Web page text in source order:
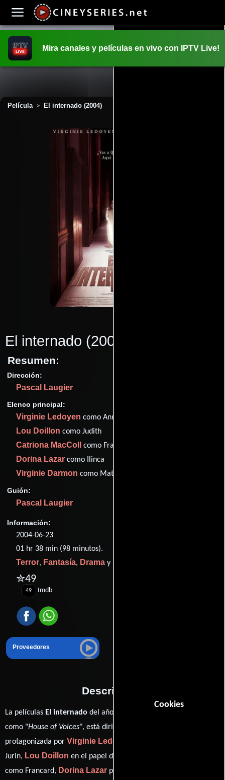
Cookies
Mira canales y películas en vivo con IPTV Live!
Película > El internado (2004)
El internado (2004)
Resumen:
Dirección:
Pascal Laugier
Elenco principal:
Virginie Ledoyen como Anna Jurin
Lou Doillon como Judith
Catriona MacColl como Francard
Dorina Lazar como Ilinca
Virginie Darmon como Mathilde
Guión:
Pascal Laugier
Información:
2004-06-23
01 hr 38 min (98 minutos).
Terror, Fantasía, Drama y
✮49
49 Imdb
Proveedores
Descripción
La películas El internado del año 2004, conocida originalmente
como "House of Voices", está dirigida por
protagonizada por Virginie Ledoyen
Jurin, Lou Doillon en el papel de Judith,
como Francard, Dorina Lazar personificando a Ilinca y